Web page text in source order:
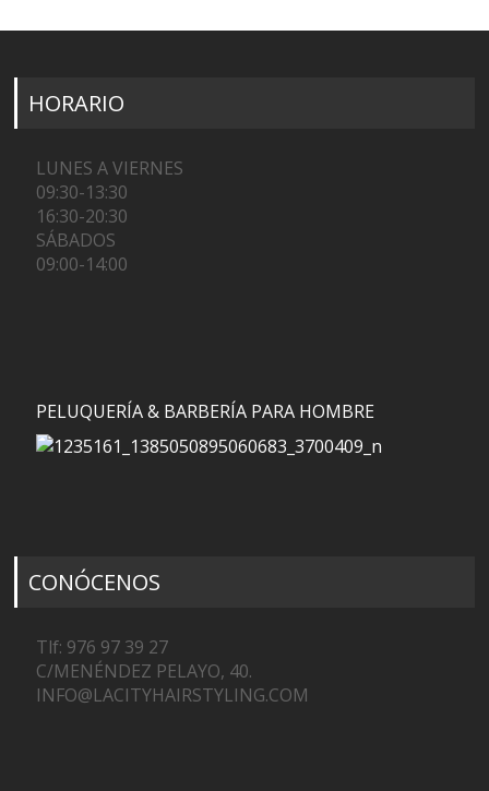
HORARIO
LUNES A VIERNES
09:30-13:30
16:30-20:30
SÁBADOS
09:00-14:00
PELUQUERÍA & BARBERÍA PARA HOMBRE
CONÓCENOS
Tlf: 976 97 39 27
C/MENÉNDEZ PELAYO, 40.
INFO@LACITYHAIRSTYLING.COM